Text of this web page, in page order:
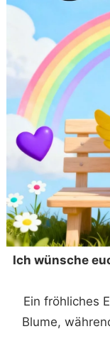
Ich wünsche
Ein fröhliches
Blume,